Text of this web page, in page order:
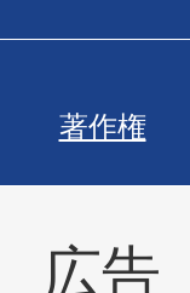
著作権
広告